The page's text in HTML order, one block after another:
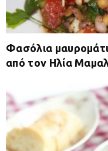
Φασόλια
από τον Ηλία